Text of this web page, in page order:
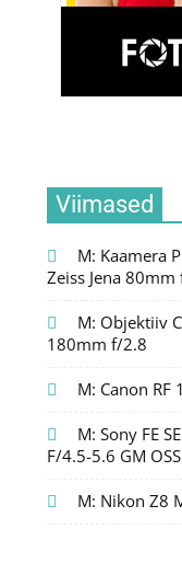
Viimased
M: Kaamera
Zeiss Jena
M: Objektiiv
180mm f/2.8
M: Canon RF
M: Sony FE
F/4.5-5.6 GM
M: Nikon Z8